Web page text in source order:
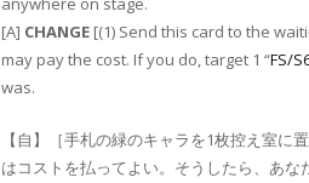
[A] CHANGE [(1) Send this card to the
may pay the cost. If you do, target 1 “FS/
was.
【自】［手札の緑のキャラを1枚控え室に
はコストを払ってよい。そうしたら、あ